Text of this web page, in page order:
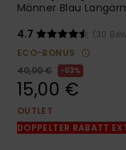
Männer Blau
4.7
(30
ECO-BONUS
40,00 €
63%
15,00 €
OUTLET
DOPPELTER RABATT